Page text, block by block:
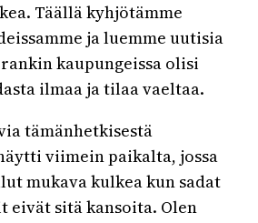
Täällä kyhjötämme
ja luemme uutisia
kaupungeissa olisi
ilmaa ja tilaa vaeltaa.
tämänhetkisestä
viimein paikalta, jossa
mukava kulkea kun sadat
sitä kansoita. Olen